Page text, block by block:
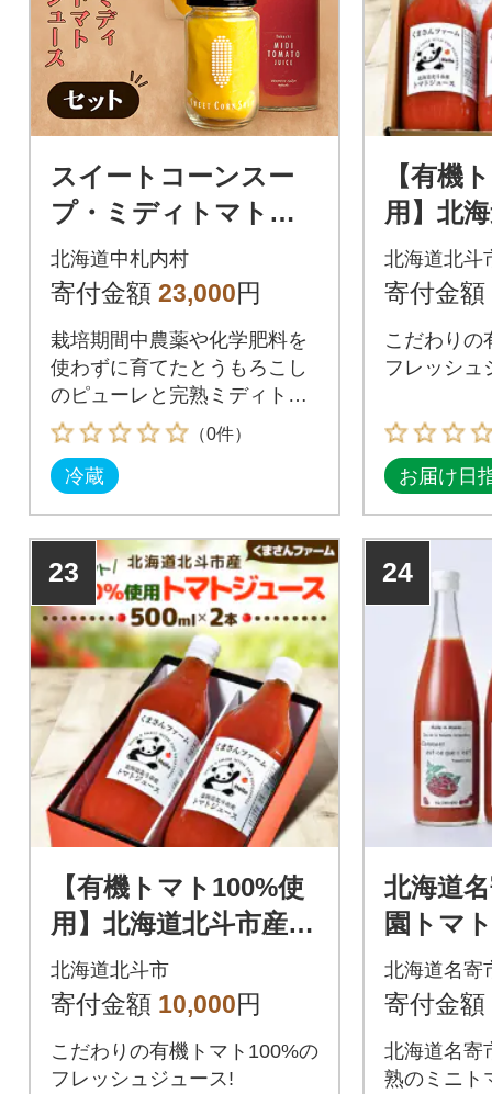
スイートコーンスー
プ・ミディトマトジ
ュースセット[E2-3B]
北海道中札内村
寄付金額 23,000円
栽培期間中農薬や化学肥料を
使わずに育てたとうもろこし
のピューレと完熟ミディトマ
トジュースのセットです。
（0件）
冷蔵
【有機
用】北
トマト
ml 3本
北海道北斗
寄付金額
こだわりの
フレッシュ
お届け日
23
【有機トマト100%使
用】北海道北斗市産
トマトジュース 500
ml 2本入り
北海道北斗市
寄付金額 10,000円
こだわりの有機トマト100%の
フレッシュジュース!
24
北海道
園トマ
「アイ
セット
北海道名寄
寄付金額
北海道名寄
熟のミニト